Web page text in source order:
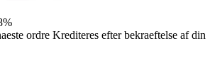
ordre Krediteres efter bekraeftelse af din